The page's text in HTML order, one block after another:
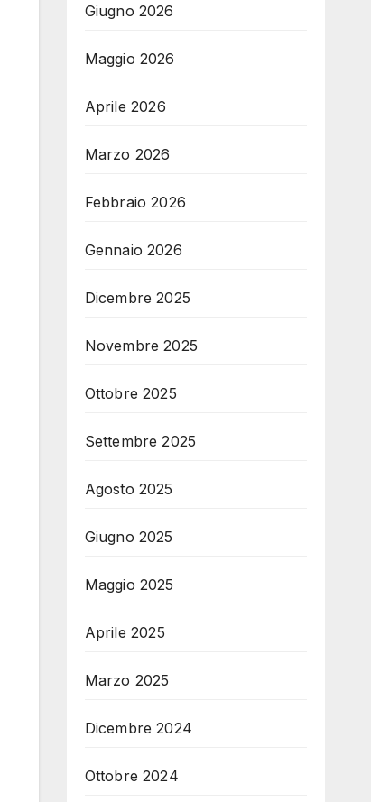
Giugno 2026
Maggio 2026
Aprile 2026
Marzo 2026
Febbraio 2026
Gennaio 2026
Dicembre 2025
Novembre 2025
Ottobre 2025
Settembre 2025
Agosto 2025
Giugno 2025
Maggio 2025
Aprile 2025
Marzo 2025
Dicembre 2024
Ottobre 2024